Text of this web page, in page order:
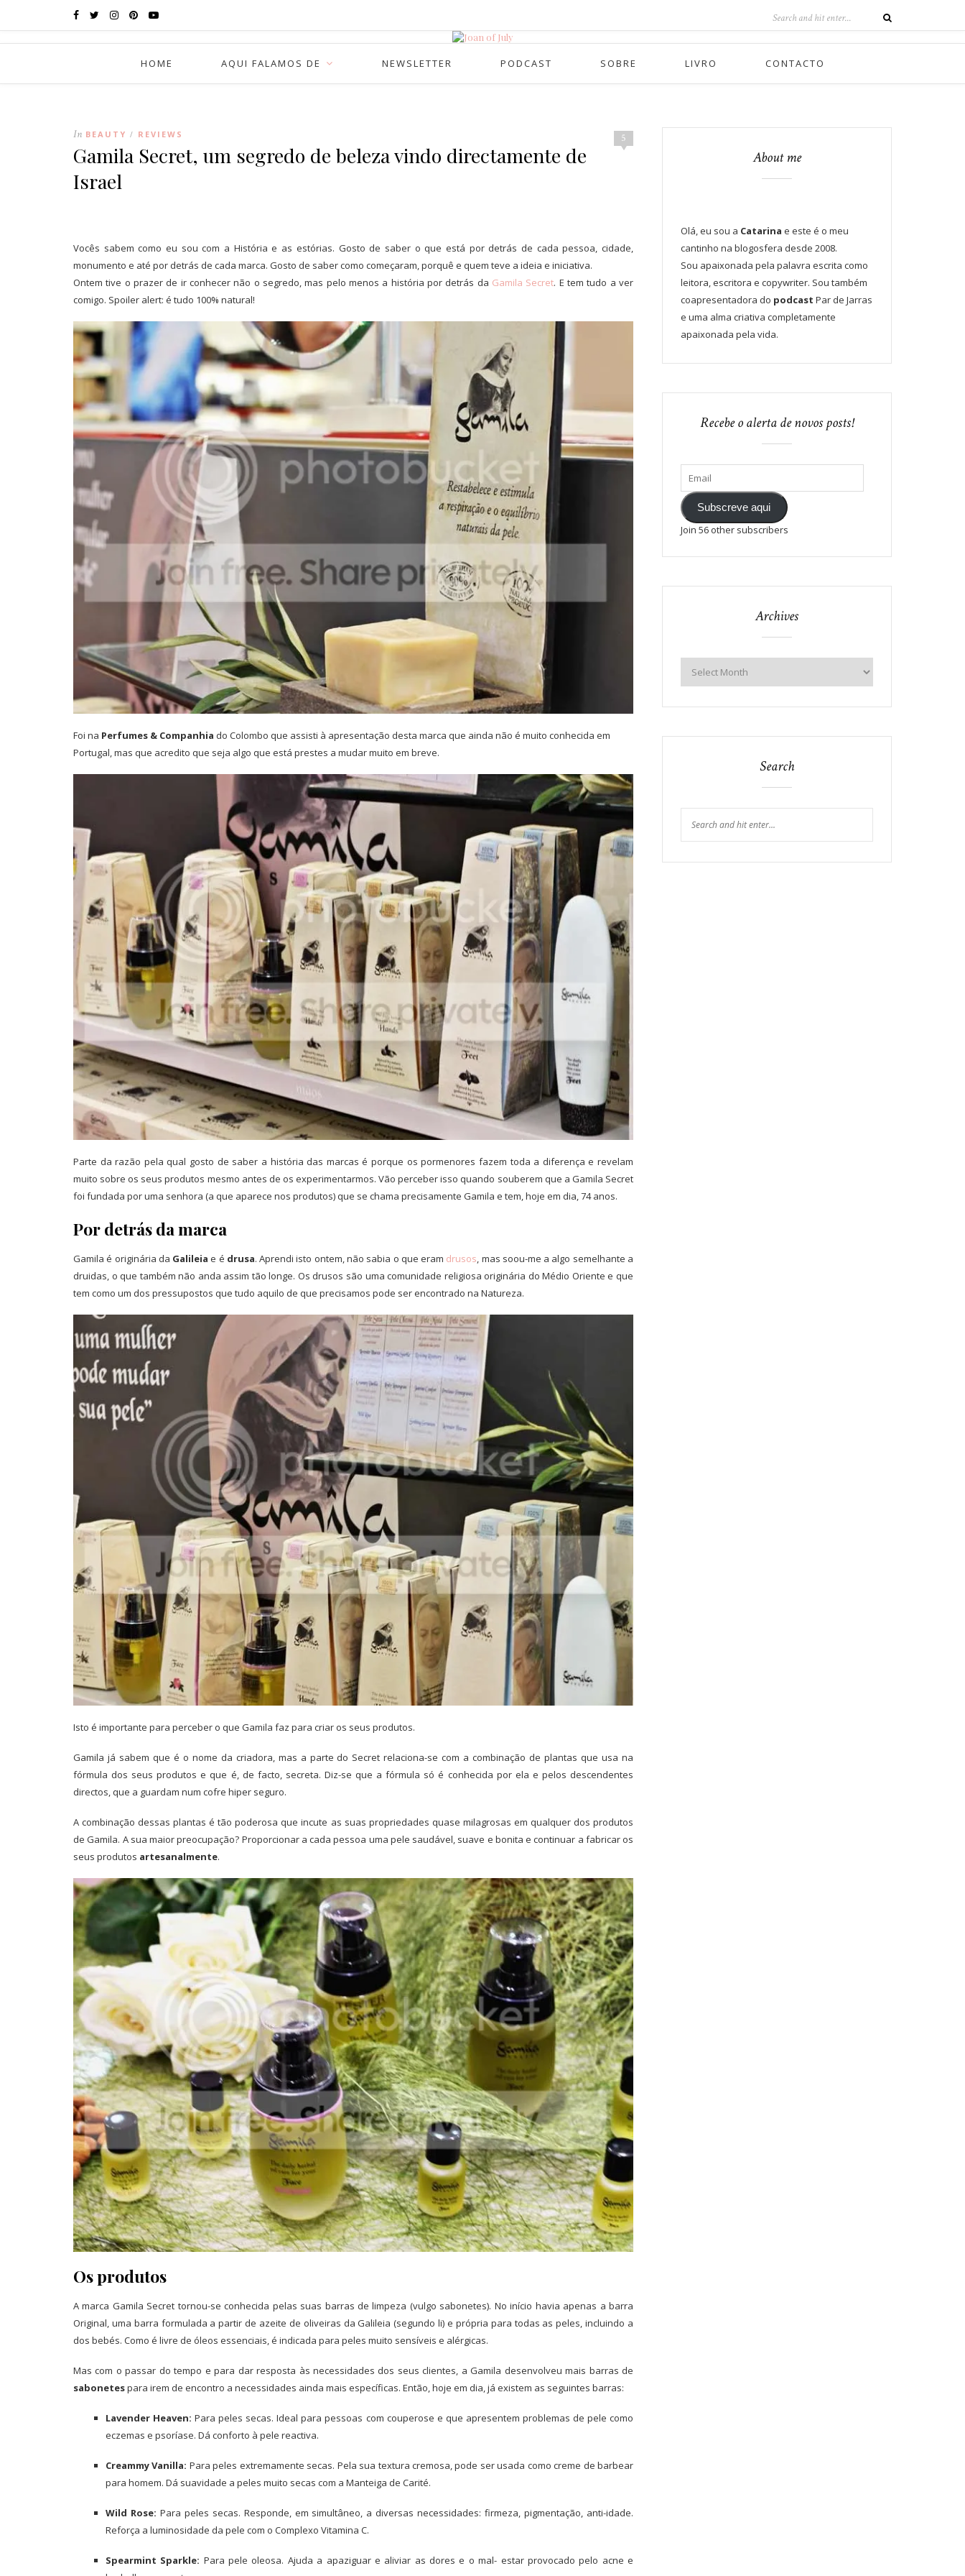
HOME AQUI FALAMOS DE NEWSLETTER PODCAST SOBRE LIVRO CONTACTO
5
In BEAUTY / REVIEWS
Gamila Secret, um segredo de beleza vindo directamente de
Israel
Vocês sabem como eu sou com a História e as estórias. Gosto de saber o que está por detrás de cada pessoa, cidade,
monumento e até por detrás de cada marca. Gosto de saber como começaram, porquê e quem teve a ideia e iniciativa.
Ontem tive o prazer de ir conhecer não o segredo, mas pelo menos a história por detrás da Gamila Secret. E tem tudo a ver
comigo. Spoiler alert: é tudo 100% natural!
Foi na Perfumes & Companhia do Colombo que assisti à apresentação desta marca que ainda não é muito conhecida em
Portugal, mas que acredito que seja algo que está prestes a mudar muito em breve.
Parte da razão pela qual gosto de saber a história das marcas é porque os pormenores fazem toda a diferença e revelam
muito sobre os seus produtos mesmo antes de os experimentarmos. Vão perceber isso quando souberem que a Gamila Secret
foi fundada por uma senhora (a que aparece nos produtos) que se chama precisamente Gamila e tem, hoje em dia, 74 anos.
Por detrás da marca
Gamila é originária da Galileia e é drusa. Aprendi isto ontem, não sabia o que eram drusos, mas soou-me a algo semelhante a
druidas, o que também não anda assim tão longe. Os drusos são uma comunidade religiosa originária do Médio Oriente e que
tem como um dos pressupostos que tudo aquilo de que precisamos pode ser encontrado na Natureza.
Isto é importante para perceber o que Gamila faz para criar os seus produtos.
Gamila já sabem que é o nome da criadora, mas a parte do Secret relaciona-se com a combinação de plantas que usa na
fórmula dos seus produtos e que é, de facto, secreta. Diz-se que a fórmula só é conhecida por ela e pelos descendentes
directos, que a guardam num cofre hiper seguro.
A combinação dessas plantas é tão poderosa que incute as suas propriedades quase milagrosas em qualquer dos produtos
de Gamila. A sua maior preocupação? Proporcionar a cada pessoa uma pele saudável, suave e bonita e continuar a fabricar os
seus produtos artesanalmente.
Os produtos
A marca Gamila Secret tornou-se conhecida pelas suas barras de limpeza (vulgo sabonetes). No início havia apenas a barra
Original, uma barra formulada a partir de azeite de oliveiras da Galileia (segundo li) e própria para todas as peles, incluindo a
dos bebés. Como é livre de óleos essenciais, é indicada para peles muito sensíveis e alérgicas.
Mas com o passar do tempo e para dar resposta às necessidades dos seus clientes, a Gamila desenvolveu mais barras de
sabonetespara irem de encontro a necessidades ainda mais específicas. Então, hoje em dia, já existem as seguintes barras:
Lavender Heaven: Para peles secas. Ideal para pessoas com couperose e que apresentem problemas de pele como
eczemas e psoríase. Dá conforto à pele reactiva.
Creammy Vanilla: Para peles extremamente secas. Pela sua textura cremosa, pode ser usada como creme de barbear
para homem. Dá suavidade a peles muito secas com a Manteiga de Carité.
Wild Rose: Para peles secas. Responde, em simultâneo, a diversas necessidades: firmeza, pigmentação, anti-idade.
Reforça a luminosidade da pele com o Complexo Vitamina C.
Spearmint Sparkle: Para pele oleosa. Ajuda a apaziguar e aliviar as dores e o mal- estar provocado pelo acne e
About me
Olá, eu sou a Catarina e este é o meu
cantinho na blogosfera desde 2008.
Sou apaixonada pela palavra escrita como
leitora, escritora e copywriter. Sou também
coapresentadora do podcast Par de Jarras
e uma alma criativa completamente
apaixonada pela vida.
Recebe o alerta de novos posts!
Subscreve aqui
Join 56 other subscribers
Archives
Search